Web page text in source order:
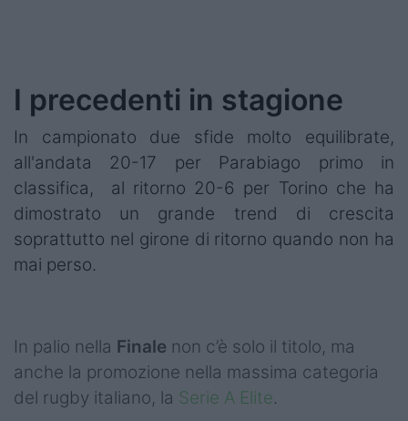
I precedenti in stagione
In campionato due sfide molto equilibrate,
all'andata 20-17 per Parabiago primo in
classifica, al ritorno 20-6 per Torino che ha
dimostrato un grande trend di crescita
soprattutto nel girone di ritorno quando non ha
mai perso.
In palio nella Finale non c’è solo il titolo, ma
anche la promozione nella massima categoria
del rugby italiano, la Serie A Elite.